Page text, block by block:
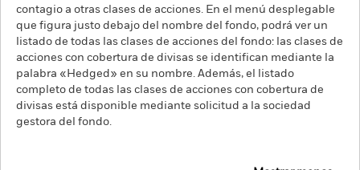
contagio a otras clases de acciones. En el menú desplegable
que figura justo debajo del nombre del fondo, podrá ver un
listado de todas las clases de acciones del fondo: las clases de
acciones con cobertura de divisas se identifican mediante la
palabra «Hedged» en su nombre. Además, el listado
completo de todas las clases de acciones con cobertura de
divisas está disponible mediante solicitud a la sociedad
gestora del fondo.